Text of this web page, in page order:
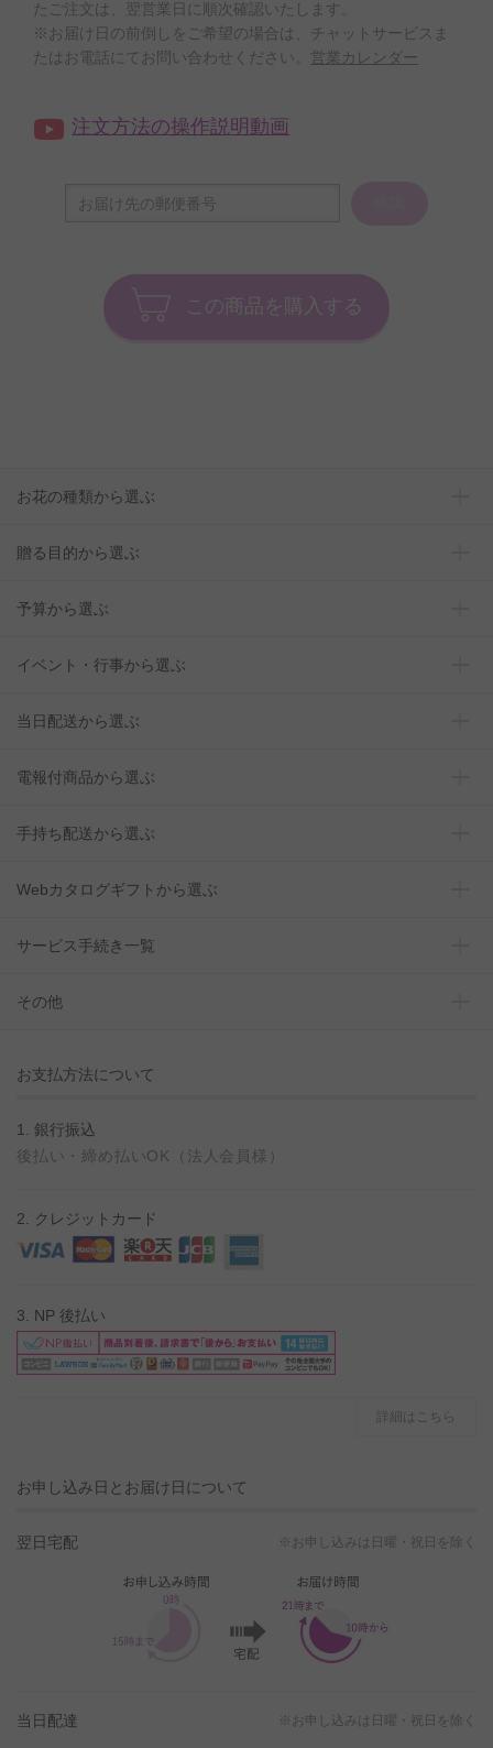
たご注文は、翌営業日に順次確認いたします。
※お届け日の前倒しをご希望の場合は、チャットサービスま
たはお電話にてお問い合わせください。
営業カレンダー
注文方法の操作説明動画
この商品を購入する
お花の種類から選ぶ
贈る目的から選ぶ
予算から選ぶ
イベント・行事から選ぶ
当日配送から選ぶ
電報付商品から選ぶ
手持ち配送から選ぶ
Webカタログギフトから選ぶ
サービス手続き一覧
その他
お支払方法について
1. 銀行振込
後払い・締め払いOK（法人会員様）
2. クレジットカード
3. NP 後払い
詳細はこちら
お申し込み日とお届け日について
翌日宅配 ※お申し込みは日曜・祝日を除く
当日配達 ※お申し込みは日曜・祝日を除く